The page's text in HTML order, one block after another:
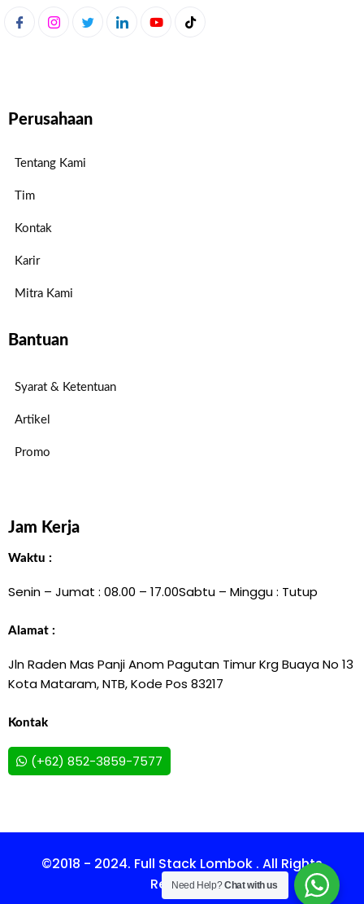
Perusahaan
Tentang Kami
Tim
Kontak
Karir
Mitra Kami
Bantuan
Syarat & Ketentuan
Artikel
Promo
Jam Kerja
Waktu :
Senin – Jumat : 08.00 – 17.00Sabtu – Minggu : Tutup
Alamat :
Jln Raden Mas Panji Anom Pagutan Timur Krg Buaya No 13
Kota Mataram, NTB, Kode Pos 83217
Kontak
(+62) 852-3859-7577
©2018 - 2024. Full Stack Lombok . All Rights
Reserved.
Need Help?Chat with us